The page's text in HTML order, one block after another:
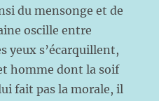
du mensonge et de
oscille entre
yeux s’écarquillent,
homme dont la soif
fait pas la morale, il